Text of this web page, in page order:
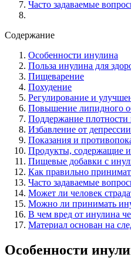
Часто задаваемые
Содержание
Особенности инулина
Польза инулина для
Пищеварение
Похудение
Регулирование и
Повышение липидного
Поддержание плотности
Избавление от депрессии
Показания и
Продукты, содержащие
Пищевые добавки с
Как правильно
Часто задаваемые
Может ли человек
Можно ли принимать
В чем вред от инулина
Материал основан на
Особенности